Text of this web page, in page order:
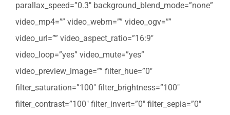
parallax_speed=”0.3″ background_blend_mode=”none”
video_mp4=”” video_webm=”” video_ogv=””
video_url=”” video_aspect_ratio=”16:9″
video_loop=”yes” video_mute=”yes”
video_preview_image=”” filter_hue=”0″
filter_saturation=”100″ filter_brightness=”100″
filter_contrast=”100″ filter_invert=”0″ filter_sepia=”0″